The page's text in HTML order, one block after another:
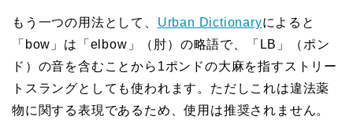
もう一つの用法として、 Urban Dictionaryによると
「bow」は「elbow」（肘）の略語で、「LB」（ポン
ド）の音を含むことから1ポンドの大麻を指すストリー
トスラングとしても使われます。ただしこれは違法薬
物に関する表現であるため、使用は推奨されません。